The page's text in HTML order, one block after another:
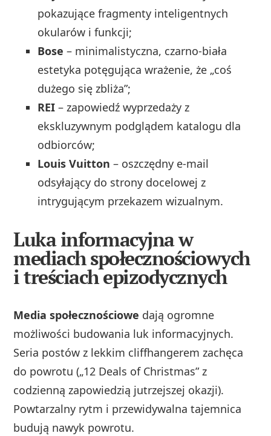
pokazujące fragmenty inteligentnych
okularów i funkcji;
Bose – minimalistyczna, czarno‑biała
estetyka potęgująca wrażenie, że „coś
dużego się zbliża”;
REI – zapowiedź wyprzedaży z
ekskluzywnym podglądem katalogu dla
odbiorców;
Louis Vuitton – oszczędny e‑mail
odsyłający do strony docelowej z
intrygującym przekazem wizualnym.
Luka informacyjna w
mediach społecznościowych
i treściach epizodycznych
Media społecznościowe dają ogromne
możliwości budowania luk informacyjnych.
Seria postów z lekkim cliffhangerem zachęca
do powrotu („12 Deals of Christmas” z
codzienną zapowiedzią jutrzejszej okazji).
Powtarzalny rytm i przewidywalna tajemnica
budują nawyk powrotu.